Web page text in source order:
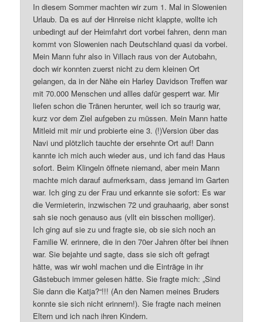
In diesem Sommer machten wir zum 1. Mal in Slowenien
Urlaub. Da es auf der Hinreise nicht klappte, wollte ich
unbedingt auf der Heimfahrt dort vorbei fahren, denn man
kommt von Slowenien nach Deutschland quasi da vorbei.
Mein Mann fuhr also in Villach raus von der Autobahn,
doch wir konnten zuerst nicht zu dem kleinen Ort
gelangen, da in der Nähe ein Harley Davidson Treffen war
mit 70.000 Menschen und allles dafür gesperrt war. Mir
liefen schon die Tränen herunter, weil ich so traurig war,
kurz vor dem Ziel aufgeben zu müssen. Mein Mann hatte
Mitleid mit mir und probierte eine 3. (!)Version über das
Navi und plötzlich tauchte der ersehnte Ort auf! Dann
kannte ich mich auch wieder aus, und ich fand das Haus
sofort. Beim Klingeln öffnete niemand, aber mein Mann
machte mich darauf aufmerksam, dass jemand im Garten
war. Ich ging zu der Frau und erkannte sie sofort: Es war
die Vermieterin, inzwischen 72 und grauhaarig, aber sonst
sah sie noch genauso aus (vllt ein bisschen molliger).
Ich ging auf sie zu und fragte sie, ob sie sich noch an
Familie W. erinnere, die in den 70er Jahren öfter bei ihnen
war. Sie bejahte und sagte, dass sie sich oft gefragt
hätte, was wir wohl machen und die Einträge in ihr
Gästebuch immer gelesen hätte. Sie fragte mich: „Sind
Sie dann die Katja?“!!! (An den Namen meines Bruders
konnte sie sich nicht erinnern!). Sie fragte nach meinen
Eltern und ich nach ihren Kindern.